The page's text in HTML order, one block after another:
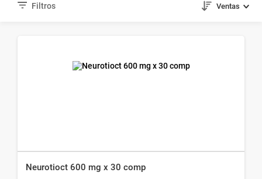
Ventas
Neurotioct 600 mg x 30 comp